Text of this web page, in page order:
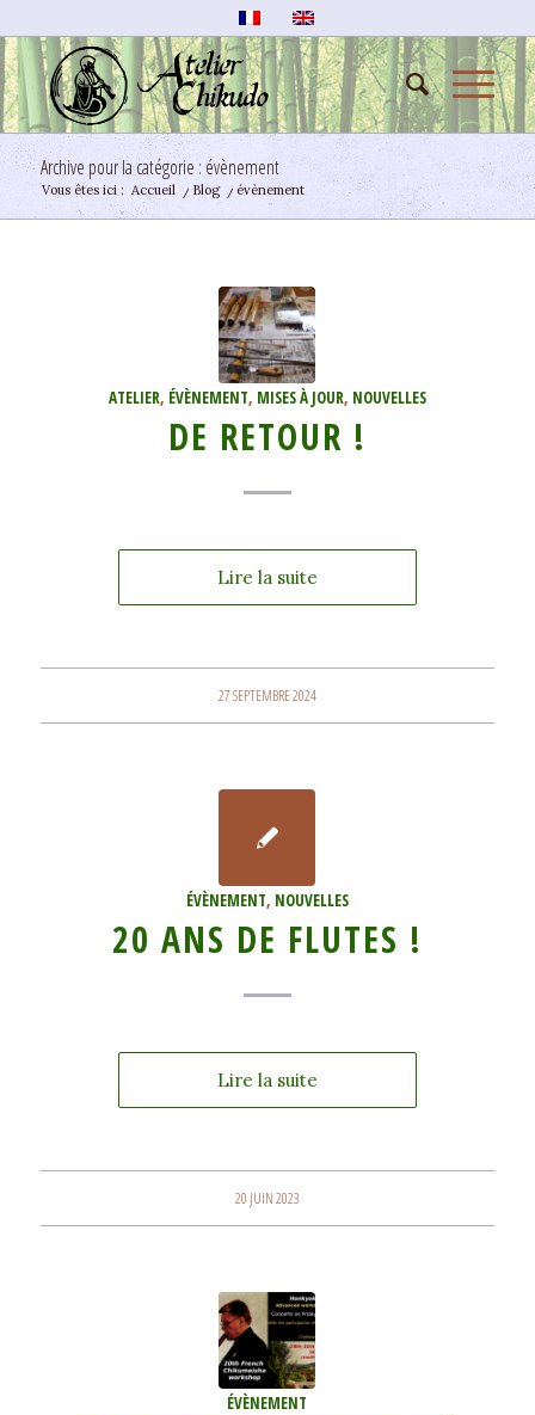
Archive pour la catégorie : évènement
Vous êtes ici : Accueil / Blog / évènement
ATELIER, ÉVÈNEMENT, MISES À JOUR, NOUVELLES
DE RETOUR !
Lire la suite
27 SEPTEMBRE 2024
ÉVÈNEMENT, NOUVELLES
20 ANS DE FLUTES !
Lire la suite
20 JUIN 2023
ÉVÈNEMENT